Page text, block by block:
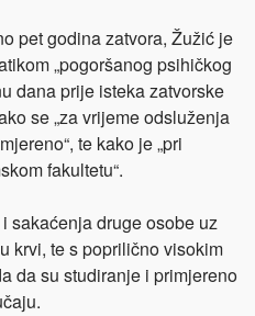
pet godina zatvora, Žužić je
„pogoršanog psihičkog
dana prije isteka zatvorske
se „za vrijeme odsluženja
te kako je „pri
fakultetu“.
sakaćenja druge osobe uz
krvi, te s poprilično visokim
da su studiranje i primjereno